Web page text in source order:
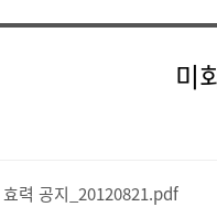
미
력 공지_20120821.pdf